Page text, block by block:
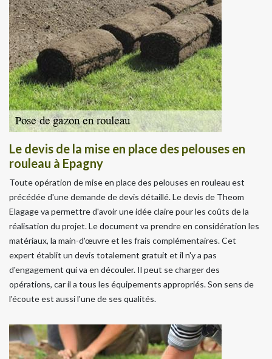
Le devis de la mise en place des pelouses en
rouleau à Epagny
Toute opération de mise en place des pelouses en rouleau est
précédée d'une demande de devis détaillé. Le devis de Theom
Elagage va permettre d'avoir une idée claire pour les coûts de la
réalisation du projet. Le document va prendre en considération les
matériaux, la main-d'œuvre et les frais complémentaires. Cet
expert établit un devis totalement gratuit et il n'y a pas
d'engagement qui va en découler. Il peut se charger des
opérations, car il a tous les équipements appropriés. Son sens de
l'écoute est aussi l'une de ses qualités.